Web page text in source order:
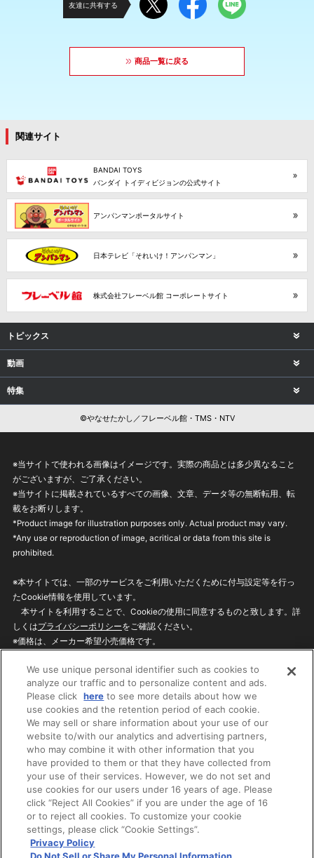
友達に共有する
商品一覧に戻る
関連サイト
BANDAI TOYS
バンダイ トイディビジョンの公式サイト
アンパンマンポータルサイト
日本テレビ「それいけ！アンパンマン」
株式会社フレーベル館 コーポレートサイト
トピックス
動画
特集
©やなせたかし／フレーベル館・TMS・NTV
※当サイトで使われる画像はイメージです。実際の商品とは多少異なること
がございますが、ご了承ください。
※当サイトに掲載されているすべての画像、文章、データ等の無断転用、転
載をお断りします。
*Product image for illustration purposes only. Actual product may vary.
*Any use or reproduction of image, acritical or data from this site is
prohibited.
※本サイトでは、一部のサービスをご利用いただくために付与設定等を行っ
たCookie情報を使用しています。
本サイトを利用することで、Cookieの使用に同意するものと致します。詳
しくはプライバシーポリシーをご確認ください。
※価格は、メーカー希望小売価格です。
ざいますのでご了承ください。
privacypolicy
Do Not Sell or Share My
Personal Information
ウェブサイトご利用条件
ソーシャルメディアポリシー
個人情報保護方針
お問い合わせ
©BANDAI
We use unique personal identifier such as cookies to
analyze our traffic and to personalize content and ads.
Please click here to see more details about how we
use cookies and the retention period of each cookie.
We may sell or share information about your use of our
website to/with our analytics and advertising partners,
who may combine it with other information that you
have provided to them or that they have collected from
your use of their services. However, we do not set and
use cookies for our users under 16 years of age. Please
click “Reject All Cookies” if you are under the age of 16
or to reject all cookies. To customize your cookie
settings, please click “Cookie Settings”.
Privacy Policy